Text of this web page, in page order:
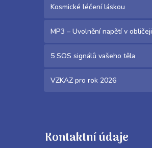
Kosmické léčení láskou
MP3 – Uvolnění napětí v obličeji
5 SOS signálů vašeho těla
VZKAZ pro rok 2026
Kontaktní údaje